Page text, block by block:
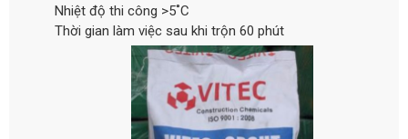
Nhiệt độ thi công >5˚C
Thời gian làm việc sau khi trộn 60 phút